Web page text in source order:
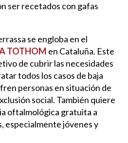
ser recetados con gafas
se engloba en el
TOTHOM en Cataluña. Este
de cubrir las necesidades
todos los casos de baja
personas en situación de
social. También quiere
oftalmológica gratuita a
especialmente jóvenes y